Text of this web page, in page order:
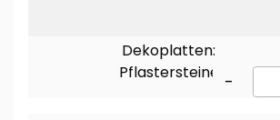
Dekoplatten:
Pflastersteine
-